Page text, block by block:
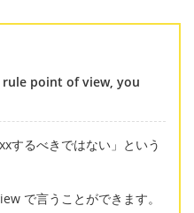
point of view, you
するべきではない」という
で言うことができます。